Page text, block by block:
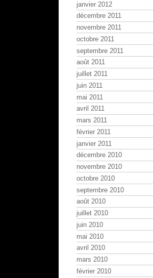
janvier 2012
décembre 2011
novembre 2011
octobre 2011
septembre 2011
août 2011
juillet 2011
juin 2011
mai 2011
avril 2011
mars 2011
février 2011
janvier 2011
décembre 2010
novembre 2010
octobre 2010
septembre 2010
août 2010
juillet 2010
juin 2010
mai 2010
avril 2010
mars 2010
février 2010